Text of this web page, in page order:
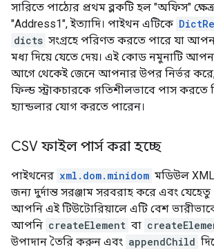
সারিতে পাঠ্যের প্রথম ব্লকটি হল "অফিস"
"Address1", ইত্যাদি। পাইথন এটিকে
dicts সংগ্রহে পরিণত করতে পারে যা
মধ্য দিয়ে যেতে দেয়। এই কোড নমুনাটি
আগে থেকেই জেনে আপনার উপর নির্ভর
ফিল্ড স্ট্রাকচারকে গতিশীলভাবে পাস
হ্যান্ডলার যোগ করতে পারেন।
CSV ফাইল পার্স করা হচ্ছে
পাইথনের xml.dom.minidom মডিউল
জন্য দুর্দান্ত সরঞ্জাম সরবরাহ করে এবং
আপনি এই টিউটোরিয়ালে এটি বেশ
আপনি createElement বা
উপাদান তৈরি করুন এবং appendChild